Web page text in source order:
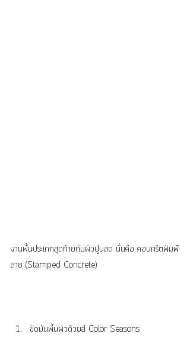
งานพื้นประเภทสุดท้ายกับผิวปูนสด นั่นคือ คอนกรีตพิมพ์
ลาย (Stamped Concrete)
ขัดมันพื้นผิวด้วยสี Color Seasons